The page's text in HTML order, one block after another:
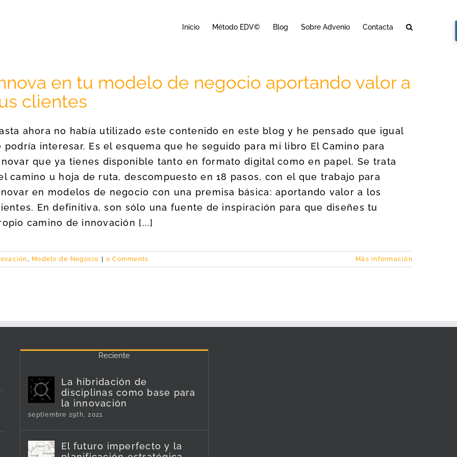
Inicio Método EDV© Blog Sobre Advenio Contacta
en tu modelo de negocio aportando valor a
clientes
ahora no había utilizado este contenido en este blog y he pensado que igual
podría interesar. Es el esquema que he seguido para mi libro El Camino para
que ya tienes disponible tanto en formato digital como en papel. Se trata
camino u hoja de ruta, descompuesto en 18 pasos, con el que trabajo para
en modelos de negocio con una premisa básica: aportando valor a los
En definitiva, son sólo una fuente de inspiración para que diseñes tu
camino de innovación [...]
, Modelo de Negocio 0 Comments Más información
Reciente
La hibridación de
disciplinas como base para
la innovación
septiembre 29th, 2021
El futuro imperfecto y la